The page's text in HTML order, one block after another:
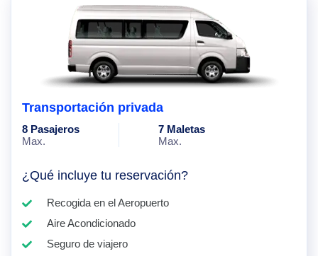
Transportación privada
8 Pasajeros
Max.
7 Maletas
Max.
¿Qué incluye tu reservación?
Recogida en el Aeropuerto
Aire Acondicionado
Seguro de viajero